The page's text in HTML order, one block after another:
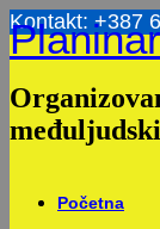
Skip
to
content
Kontakt: +387
Početna